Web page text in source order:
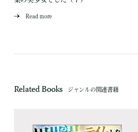
Read more
Related Books ジャンルの関連書籍